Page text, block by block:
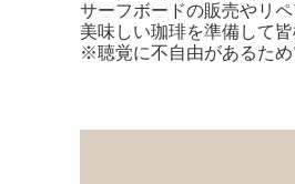
サーフボードの販売やリ
美味しい珈琲を準備して
※聴覚に不自由があるため